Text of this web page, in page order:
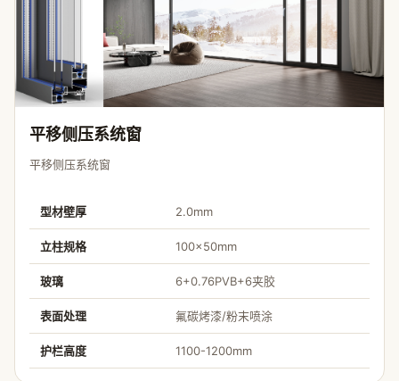
平移侧压系统窗
平移侧压系统窗
型材壁厚 2.0mm
立柱规格 100×50mm
玻璃 6+0.76PVB+6夹胶
表面处理 氟碳烤漆/粉末喷涂
护栏高度 1100-1200mm